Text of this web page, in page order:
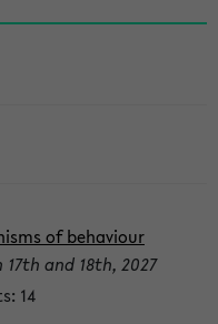
of behaviour
and 18th, 2027
14